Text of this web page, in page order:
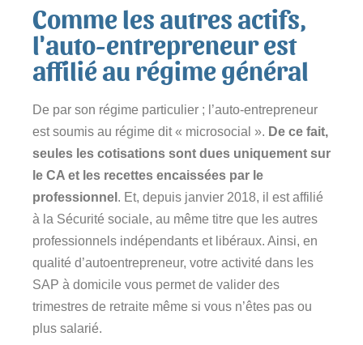
Comme les autres actifs,
l'auto-entrepreneur est
affilié au régime général
De par son régime particulier ; l’auto-entrepreneur
est soumis au régime dit « microsocial ». De ce fait,
seules les cotisations sont dues uniquement sur
le CA et les recettes encaissées par le
professionnel . Et, depuis janvier 2018, il est affilié
à la Sécurité sociale, au même titre que les autres
professionnels indépendants et libéraux. Ainsi, en
qualité d’autoentrepreneur, votre activité dans les
SAP à domicile vous permet de valider des
trimestres de retraite même si vous n’êtes pas ou
plus salarié.